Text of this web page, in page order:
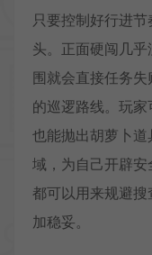
只要控制好行进
头。正面硬闯几
围就会直接任务
的巡逻路线。玩家
也能抛出胡萝卜
域，为自己开辟
都可以用来规避
加稳妥。